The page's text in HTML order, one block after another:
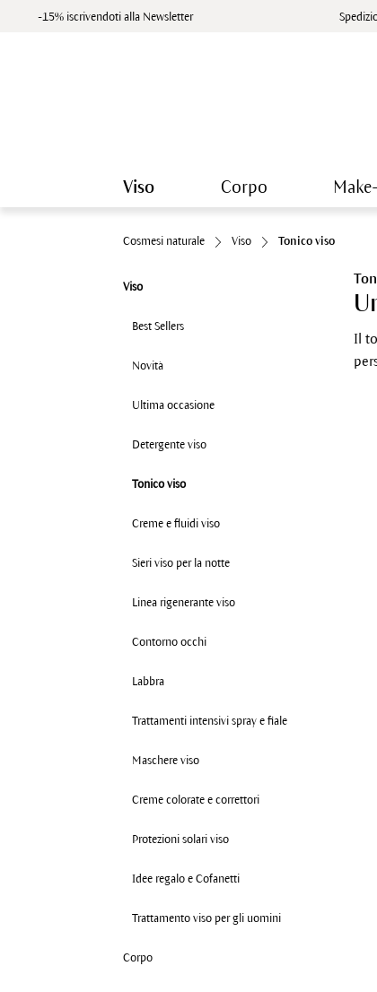
-15% iscrivendoti alla Newsletter
Viso Corpo
Cosmesi naturale Viso Tonico viso
Viso
Best Sellers
Novità
Ultima occasione
Detergente viso
Tonico viso
Creme e fluidi viso
Sieri viso per la notte
Linea rigenerante viso
Contorno occhi
Labbra
Trattamenti intensivi spray e fiale
Maschere viso
Creme colorate e correttori
Protezioni solari viso
Idee regalo e Cofanetti
Trattamento viso per gli uomini
Corpo
Il